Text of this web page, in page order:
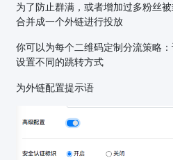
为了防止群满，或者增加过多粉丝
合并成一个外链进行投放
你可以为每个二维码定制分流策略
设置不同的跳转方式
为外链配置提示语